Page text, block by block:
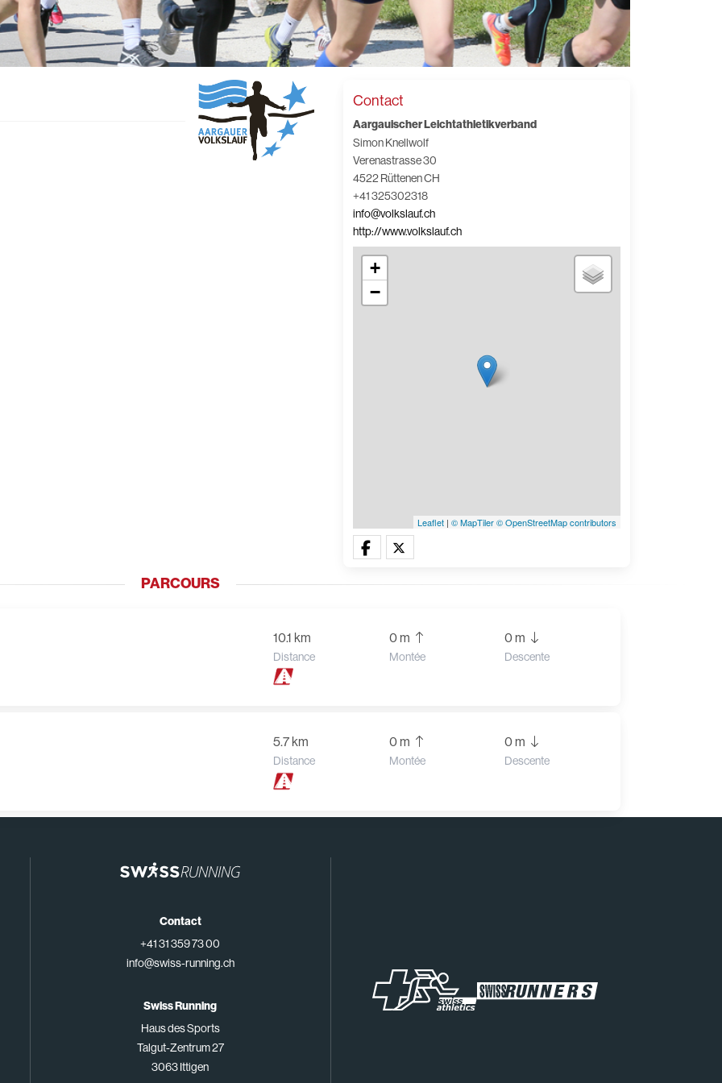
Contact
Aargauischer Leichtathletikverband
Simon Knellwolf
Verenastrasse 30
4522 Rüttenen CH
+41 325302318
info@volkslauf.ch
http://www.volkslauf.ch
+
−
Leaflet | © MapTiler© OpenStreetMap contributors
PARCOURS
10.1 km
Distance
0 m
Montée
0 m
Descente
5.7 km
Distance
0 m
Montée
0 m
Descente
Contact
+41 31 359 73 00
info@swiss-running.ch
Swiss Running
Haus des Sports
Talgut-Zentrum 27
3063 Ittigen